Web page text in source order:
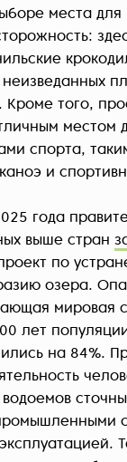
места для
Кроме того,
местом
спорта,
и
года
выше стран
по
озера.
мировая
лет
на 84%.
водоемов